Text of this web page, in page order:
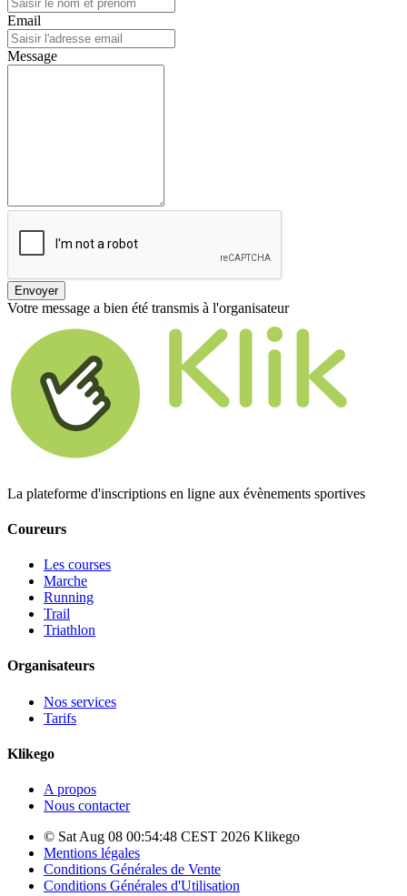
Email
Message
Envoyer
Votre message a bien été transmis à l'organisateur
La plateforme d'inscriptions en ligne aux évènements sportives
Coureurs
Les courses
Marche
Running
Trail
Triathlon
Organisateurs
Nos services
Tarifs
Klikego
A propos
Nous contacter
© Sat Aug 08 00:54:48 CEST 2026 Klikego
Mentions légales
Conditions Générales de Vente
Conditions Générales d'Utilisation